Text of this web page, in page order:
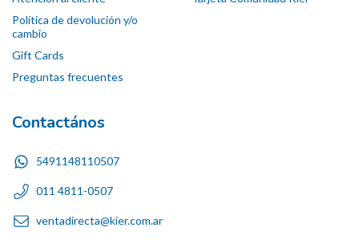
Política de devolución y/o
cambio
Gift Cards
Preguntas frecuentes
Contactános
5491148110507
011 4811-0507
ventadirecta@kier.com.ar